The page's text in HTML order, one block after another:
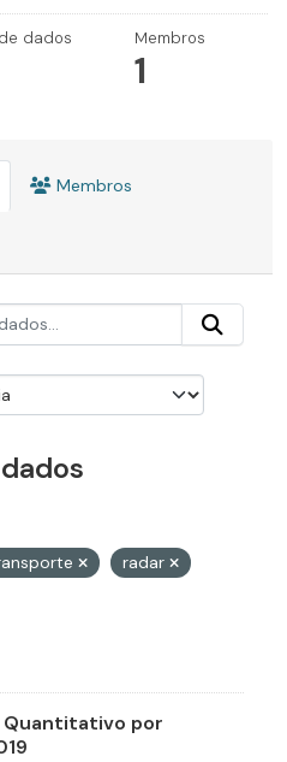
dados Membros
1
Membros
radar
Quantitativo por